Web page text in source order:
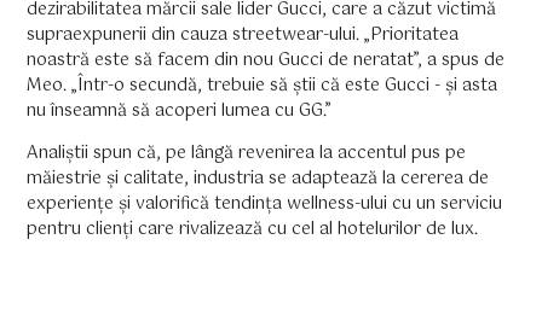
dezirabilitatea mărcii sale lider Gucci, care a căzut victimă
supraexpunerii din cauza streetwear-ului. „Prioritatea
noastră este să facem din nou Gucci de neratat”, a spus de
Meo. „Într-o secundă, trebuie să știi că este Gucci - și asta
nu înseamnă să acoperi lumea cu GG.”
Analiștii spun că, pe lângă revenirea la accentul pus pe
măiestrie și calitate, industria se adaptează la cererea de
experiențe și valorifică tendința wellness-ului cu un serviciu
pentru clienți care rivalizează cu cel al hotelurilor de lux.